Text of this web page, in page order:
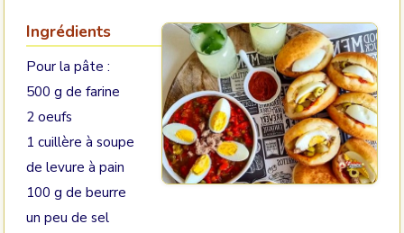
Ingrédients
Pour la pâte :
500 g de farine
2 oeufs
1 cuillère à soupe
de levure à pain
100 g de beurre
un peu de sel